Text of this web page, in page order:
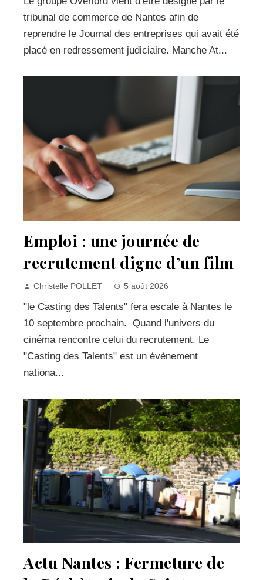
tribunal de commerce de Nantes afin de
reprendre le Journal des entreprises qui avait été
placé en redressement judiciaire. Manche At...
Emploi : une journée de
recrutement digne d’un film
Christelle POLLET 5 août 2026
"le Casting des Talents" fera escale à Nantes le
10 septembre prochain. Quand l'univers du
cinéma rencontre celui du recrutement. Le
"Casting des Talents" est un évènement
nationa...
Actu Nantes : Fermeture de